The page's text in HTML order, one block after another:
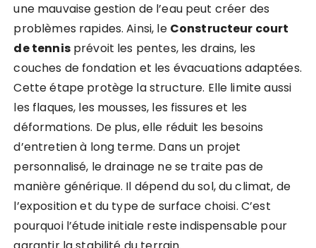
une mauvaise gestion de l’eau peut créer des
problèmes rapides. Ainsi, le Constructeur court
de tennisprévoit les pentes, les drains, les
couches de fondation et les évacuations adaptées.
Cette étape protège la structure. Elle limite aussi
les flaques, les mousses, les fissures et les
déformations. De plus, elle réduit les besoins
d’entretien à long terme. Dans un projet
personnalisé, le drainage ne se traite pas de
manière générique. Il dépend du sol, du climat, de
l’exposition et du type de surface choisi. C’est
pourquoi l’étude initiale reste indispensable pour